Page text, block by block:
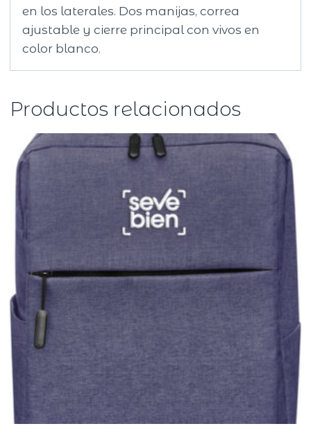
en los laterales. Dos manijas, correa
ajustable y cierre principal con vivos en
color blanco.
Productos relacionados